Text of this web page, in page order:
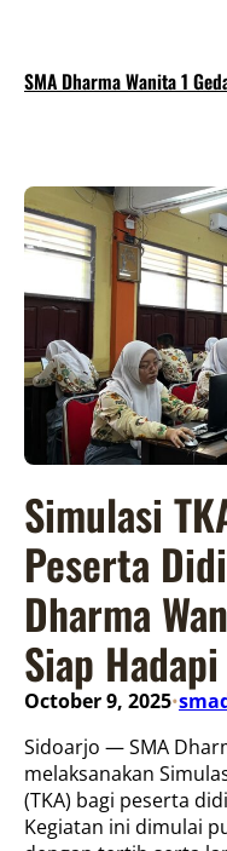
SMA Dharma Wanita 1
Simulasi
Peserta
Dharma
Siap
October 9, 2025•
Sidoarjo — SMA
melaksanakan
(TKA) bagi peserta
Kegiatan ini dimulai